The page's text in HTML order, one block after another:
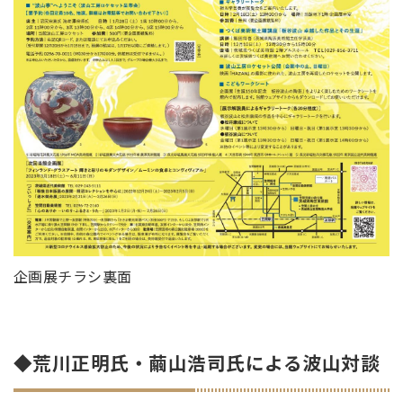
企画展チラシ裏面
◆荒川正明氏・繭山浩司氏による波山対談